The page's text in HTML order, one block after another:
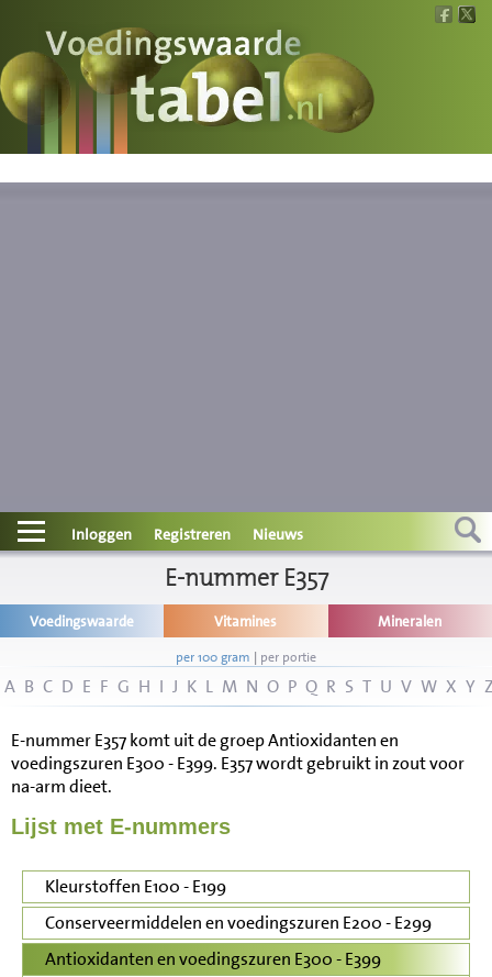
Voedingswaarde
Wat is wat?
Contact
Disclaimer
Inloggen Registreren Nieuws
E-nummer E357
Voedingswaarde Vitamines Mineralen
per 100 gram | per portie
A B C D E F G H I J K L M N O P Q R S T U V W X Y
E-nummer E357 komt uit de groep Antioxidanten en
voedingszuren E300 - E399. E357 wordt gebruikt in zout voor
na-arm dieet.
Lijst met E-nummers
Kleurstoffen E100 - E199
Conserveermiddelen en voedingszuren E200 - E299
Antioxidanten en voedingszuren E300 - E399